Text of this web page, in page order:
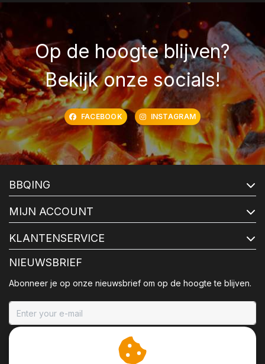
Op de hoogte blijven?
Bekijk onze socials!
FACEBOOK INSTAGRAM
BBQING
MIJN ACCOUNT
KLANTENSERVICE
NIEUWSBRIEF
Abonneer je op onze nieuwsbrief om op de hoogte te blijven.